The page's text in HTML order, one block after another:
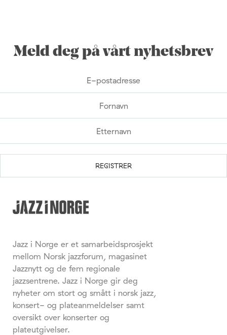
Meld deg på vårt nyhetsbrev
Jazz i Norge er et samarbeidsprosjekt
mellom Norsk jazzforum, magasinet
Jazznytt og de fem regionale
jazzsentrene. Jazz i Norge gir deg
nyheter om stort og smått i norsk jazz,
konsert- og plateanmeldelser samt
oversikt over konserter og
plateutgivelser.